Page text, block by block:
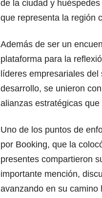
de la ciudad y
que representa la región
Además de ser un
plataforma para la
líderes empresariales
desarrollo, se unieron
alianzas estratégicas
Uno de los puntos de
por Booking, que la
presentes compartieron
importante mención,
avanzando en su camino